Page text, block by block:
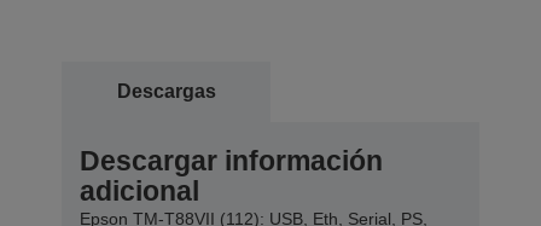
Descargas
Descargar información
adicional
Epson TM-T88VII (112): USB, Eth, Serial, PS,